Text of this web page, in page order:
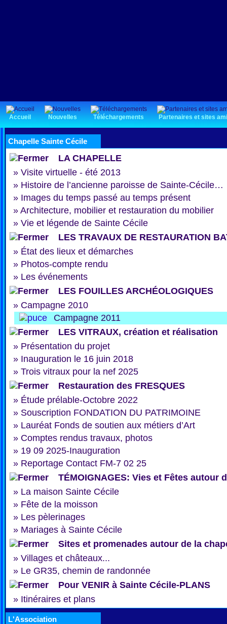
Accueil Nouvelles Téléchargements Partenaires et sites
Chapelle Sainte Cécile
LA CHAPELLE
» Visite virtuelle - été 2013
» Histoire de l’ancienne paroisse de Sainte-Cécile…
» Images du temps passé au temps présent
» Architecture, mobilier et restauration du mobilier
» Vie et légende de Sainte Cécile
LES TRAVAUX DE RESTAURATION
» État des lieux et démarches
» Photos-compte rendu
» Les événements
LES FOUILLES ARCHÉOLOGIQUES
» Campagne 2010
Campagne 2011
LES VITRAUX, création et réalisation
» Présentation du projet
» Inauguration le 16 juin 2018
» Trois vitraux pour la nef 2025
Restauration des FRESQUES
» Étude prélable-Octobre 2022
» Souscription FONDATION DU PATRIMOINE
» Lauréat Fonds de soutien aux métiers d’Art
» Comptes rendus travaux, photos
» 19 09 2025-Inauguration
» Reportage Contact FM-7 02 25
TÉMOIGNAGES: Vies et Fêtes autour
» La maison Sainte Cécile
» Fête de la moisson
» Les pèlerinages
» Mariages à Sainte Cécile
Sites et promenades autour de la
» Villages et châteaux...
» Le GR35, chemin de randonnée
Pour VENIR à Sainte Cécile-PLANS
» Itinéraires et plans
L'Association